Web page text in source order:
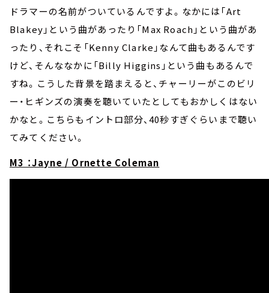
ドラマーの名前がついているんですよ。なかには「Art
Blakey」という曲があったり「Max Roach」という曲があ
ったり、それこそ「Kenny Clarke」なんて曲もあるんです
けど、そんななかに「Billy Higgins」という曲もあるんで
すね。こうした背景を踏まえると、チャーリーがこのビリ
ー・ヒギンズの演奏を聴いていたとしてもおかしくはない
かなと。こちらもイントロ部分、40秒すぎぐらいまで聴い
てみてください。
M3 ：Jayne / Ornette Coleman